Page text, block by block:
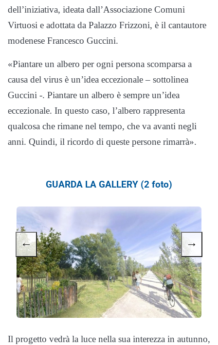
dell’iniziativa, ideata dall’Associazione Comuni
Virtuosi e adottata da Palazzo Frizzoni, è il cantautore
modenese Francesco Guccini.
«Piantare un albero per ogni persona scomparsa a
causa del virus è un’idea eccezionale – sottolinea
Guccini -. Piantare un albero è sempre un’idea
eccezionale. In questo caso, l’albero rappresenta
qualcosa che rimane nel tempo, che va avanti negli
anni. Quindi, il ricordo di queste persone rimarrà».
GUARDA LA GALLERY (2 foto)
← →
Il progetto vedrà la luce nella sua interezza in autunno,